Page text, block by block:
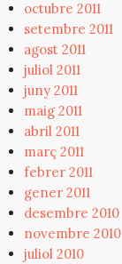
octubre 2011
setembre 2011
agost 2011
juliol 2011
juny 2011
maig 2011
abril 2011
març 2011
febrer 2011
gener 2011
desembre 2010
novembre 2010
juliol 2010